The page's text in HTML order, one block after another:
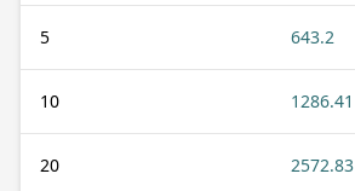
5 643.2
10 1286.41
20 2572.83